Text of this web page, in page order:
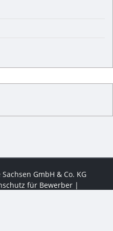
GmbH & Co. KG
für Bewerber |